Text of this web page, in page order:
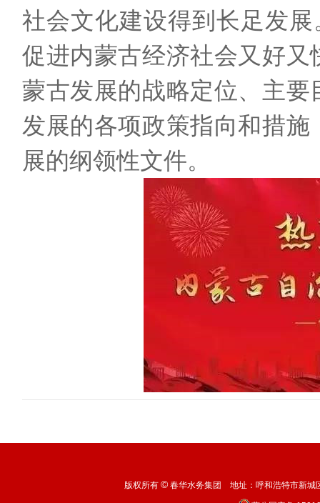
社会文化建设得到长足发
促进内蒙古经济社会又好
蒙古发展的战略定位、主
发展的各项政策指向和措
展的纲领性文件。
版权所有 © 春华水务集团 地址：呼和浩特市新